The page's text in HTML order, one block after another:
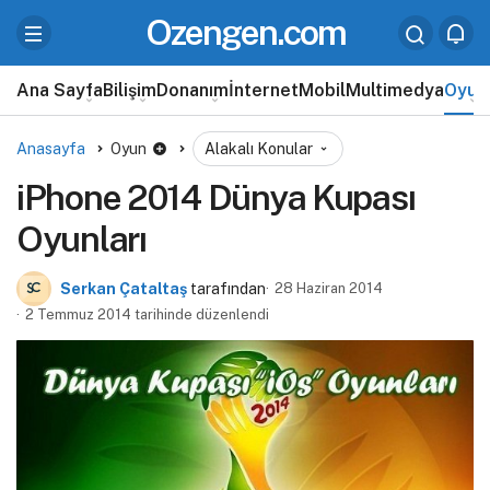
Ozengen.com
Ana SayfaBilişimDonanımİnternetMobilMultimedyaOyun
Anasayfa Oyun Alakalı Konular
iPhone 2014 Dünya Kupası
Oyunları
Serkan Çataltaş tarafından 28 Haziran 2014
2 Temmuz 2014 tarihinde düzenlendi